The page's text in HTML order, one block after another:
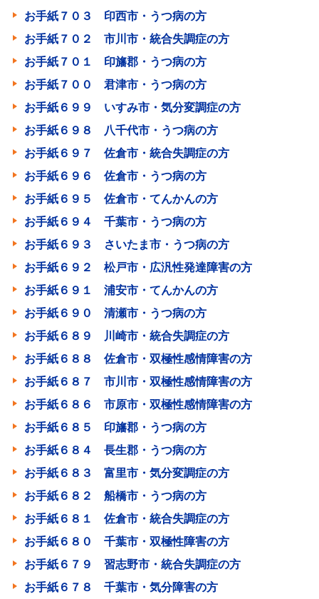
お手紙７０３ 印西市・うつ病の方
お手紙７０２ 市川市・統合失調症の方
お手紙７０１ 印旛郡・うつ病の方
お手紙７００ 君津市・うつ病の方
お手紙６９９ いすみ市・気分変調症の方
お手紙６９８ 八千代市・うつ病の方
お手紙６９７ 佐倉市・統合失調症の方
お手紙６９６ 佐倉市・うつ病の方
お手紙６９５ 佐倉市・てんかんの方
お手紙６９４ 千葉市・うつ病の方
お手紙６９３ さいたま市・うつ病の方
お手紙６９２ 松戸市・広汎性発達障害の方
お手紙６９１ 浦安市・てんかんの方
お手紙６９０ 清瀬市・うつ病の方
お手紙６８９ 川崎市・統合失調症の方
お手紙６８８ 佐倉市・双極性感情障害の方
お手紙６８７ 市川市・双極性感情障害の方
お手紙６８６ 市原市・双極性感情障害の方
お手紙６８５ 印旛郡・うつ病の方
お手紙６８４ 長生郡・うつ病の方
お手紙６８３ 富里市・気分変調症の方
お手紙６８２ 船橋市・うつ病の方
お手紙６８１ 佐倉市・統合失調症の方
お手紙６８０ 千葉市・双極性障害の方
お手紙６７９ 習志野市・統合失調症の方
お手紙６７８ 千葉市・気分障害の方